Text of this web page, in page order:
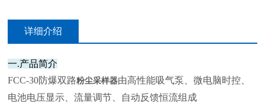
详细介绍
一.产品简介
FCC-30防爆双路粉尘采样器由高性能吸气泵、微电脑时控、
电池电压显示、流量调节、自动反馈恒流组成